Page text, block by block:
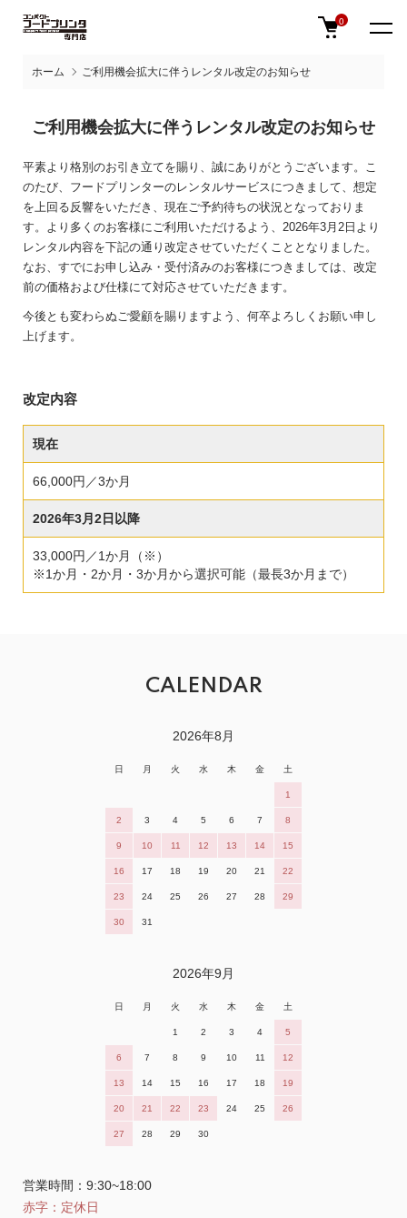
0
ホーム ご利用機会拡大に伴うレンタル改定のお知らせ
ご利用機会拡大に伴うレンタル改定のお知らせ
平素より格別のお引き立てを賜り、誠にありがとうございます。こ
のたび、フードプリンターのレンタルサービスにつきまして、想定
を上回る反響をいただき、現在ご予約待ちの状況となっておりま
す。より多くのお客様にご利用いただけるよう、2026年3月2日より
レンタル内容を下記の通り改定させていただくこととなりました。
なお、すでにお申し込み・受付済みのお客様につきましては、改定
前の価格および仕様にて対応させていただきます。
今後とも変わらぬご愛顧を賜りますよう、何卒よろしくお願い申し
上げます。
改定内容
現在
66,000円／3か月
2026年3月2日以降
33,000円／1か月（※）
※1か月・2か月・3か月から選択可能（最長3か月まで）
CALENDAR
2026年8月
日 月 火 水 木 金 土
1
2 3 4 5 6 7 8
9 10 11 12 13 14 15
16 17 18 19 20 21 22
23 24 25 26 27 28 29
30 31
2026年9月
日 月 火 水 木 金 土
1 2 3 4 5
6 7 8 9 10 11 12
13 14 15 16 17 18 19
20 21 22 23 24 25 26
27 28 29 30
営業時間：9:30~18:00
赤字：定休日